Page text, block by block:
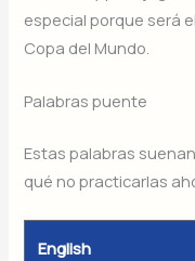
especial porque será
Copa del Mundo.
Palabras puente
Estas palabras
qué no practicarlas
English